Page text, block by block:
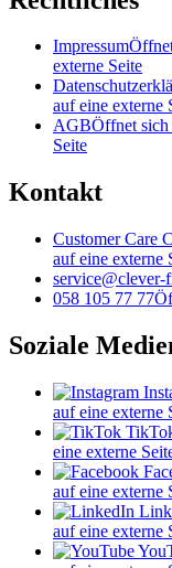
Impressum
externe Seite
auf eine externe
AGBÖffnet sich
Seite
Kontakt
Customer Care
auf eine externe
service@clever-
058 105 77 77
Soziale
auf eine externe
eine externe
auf eine externe
auf eine externe